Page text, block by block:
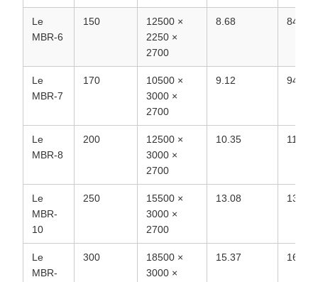
Le
MBR-6
150
12500 ×
2250 ×
2700
8.68 84.61
Le
MBR-7
170
10500 ×
3000 ×
2700
9.12 94.17
Le
MBR-8
200
12500 ×
3000 ×
2700
10.35 111.60
Le
MBR-
10
250
15500 ×
3000 ×
2700
13.08 138.63
Le
MBR-
300
18500 ×
3000 ×
15.37 165.22